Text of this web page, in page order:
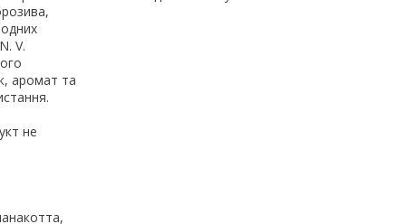
V.
аромат та
не